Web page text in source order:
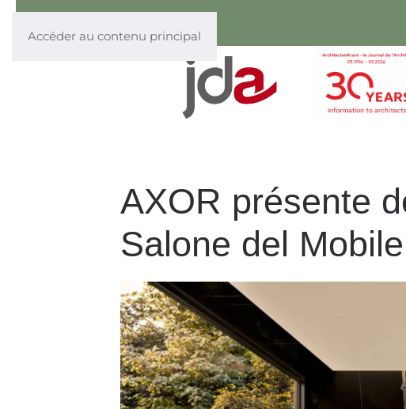
Accéder au contenu principal
AXOR présente
Salone del Mobile